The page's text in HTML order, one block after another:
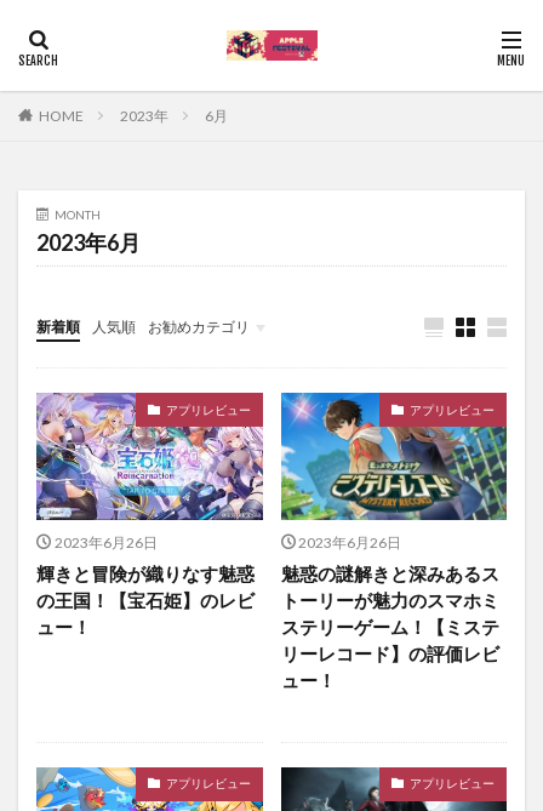
HOME 2023年 6月
MONTH
2023年6月
新着順 人気順 お勧めカテゴリ
Uncategorized
アプリレビュー
2023年6月26日
輝きと冒険が織りなす魅惑
の王国！【宝石姫】のレビ
ュー！
アプリレビュー
2023年6月26日
魅惑の謎解きと深みあるス
トーリーが魅力のスマホミ
ステリーゲーム！【ミステ
リーレコード】の評価レビ
ュー！
アプリレビュー アプリレビュー